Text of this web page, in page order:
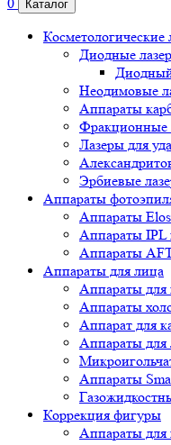
Каталог
Косметологические
Диодные
Неодимовые
Аппараты
Фракционные
Лазеры для
Эрбиевые
Аппараты
Аппараты
Аппараты IPL
Аппараты
Аппараты для лица
Аппараты для
Аппараты
Аппарат для
Аппараты для
Аппараты
Коррекция фигуры
Аппараты для